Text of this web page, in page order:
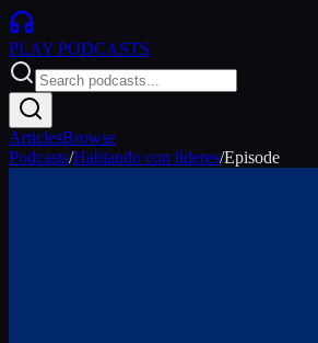
PLAY PODCASTS
ArticlesBrowse
Podcasts/Hablando con líderes/Episode